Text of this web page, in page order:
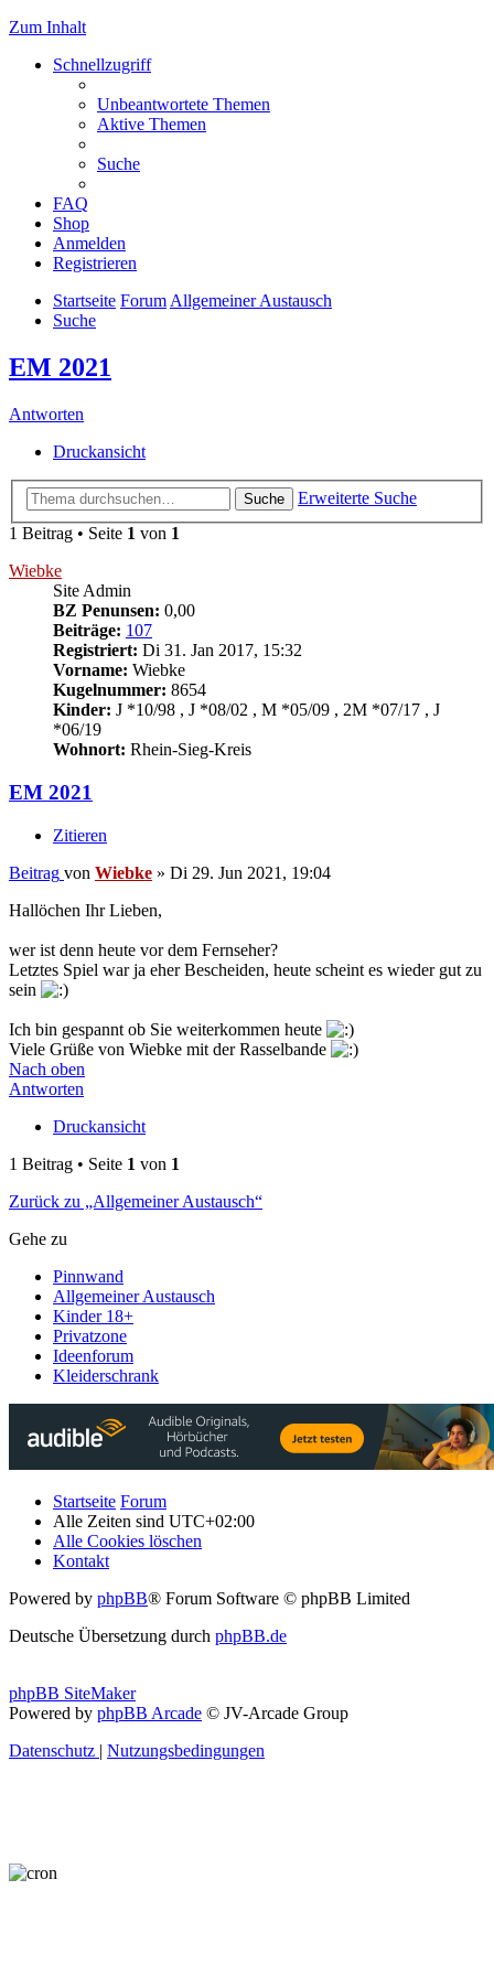
Zum Inhalt
Schnellzugriff
Unbeantwortete Themen
Aktive Themen
Suche
FAQ
Shop
Anmelden
Registrieren
Startseite Forum Allgemeiner Austausch
Suche
EM 2021
Antworten
Druckansicht
Suche
Erweiterte Suche
1 Beitrag • Seite 1 von 1
Wiebke
Site Admin
BZ Penunsen: 0,00
Beiträge: 107
Registriert: Di 31. Jan 2017, 15:32
Vorname: Wiebke
Kugelnummer: 8654
Kinder: J *10/98 , J *08/02 , M *05/09 , 2M *07/17 , J
*06/19
Wohnort: Rhein-Sieg-Kreis
EM 2021
Zitieren
Beitrag von Wiebke » Di 29. Jun 2021, 19:04
Hallöchen Ihr Lieben,
wer ist denn heute vor dem Fernseher?
Letztes Spiel war ja eher Bescheiden, heute scheint es wieder gut zu
sein
Ich bin gespannt ob Sie weiterkommen heute
Viele Grüße von Wiebke mit der Rasselbande
Nach oben
Antworten
Druckansicht
1 Beitrag • Seite 1 von 1
Zurück zu „Allgemeiner Austausch“
Gehe zu
Pinnwand
Allgemeiner Austausch
Kinder 18+
Privatzone
Ideenforum
Kleiderschrank
Startseite Forum
Alle Zeiten sind UTC+02:00
Alle Cookies löschen
Kontakt
Powered by phpBB® Forum Software © phpBB Limited
Deutsche Übersetzung durch phpBB.de
phpBB SiteMaker
Powered by phpBB Arcade © JV-Arcade Group
Datenschutz | Nutzungsbedingungen